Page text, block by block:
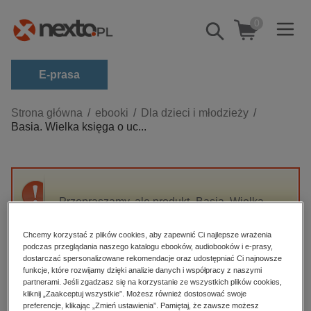
Pokaż/schowaj
wyszukiwarkę
0
E-prasa
Kategorie
Zobacz wszystkie E-prasa
budownictwo, aranżacja wnętrz
darmowe wydania
edukacja
hobby, sport, rozrywka
komputery, internet, technologie, informatyka
Strona główna ebooki
Dla dzieci i młodzieży
Basia. Wielka księga o uc...
Przepraszamy, ale produkt „Basia. Wielka
High-contrast mode
Polecane
Chcemy korzystać z plików cookies, aby zapewnić Ci najlepsze wrażenia
podczas przeglądania naszego katalogu ebooków, audiobooków i e-prasy,
dostarczać spersonalizowane rekomendacje oraz udostępniać Ci najnowsze
funkcje, które rozwijamy dzięki analizie danych i współpracy z naszymi
partnerami. Jeśli zgadzasz się na korzystanie ze wszystkich plików cookies,
kliknij „Zaakceptuj wszystkie”. Możesz również dostosować swoje
preferencje, klikając „Zmień ustawienia”. Pamiętaj, że zawsze możesz